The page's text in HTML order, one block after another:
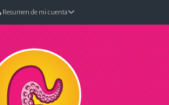
Resumen de mi cuenta